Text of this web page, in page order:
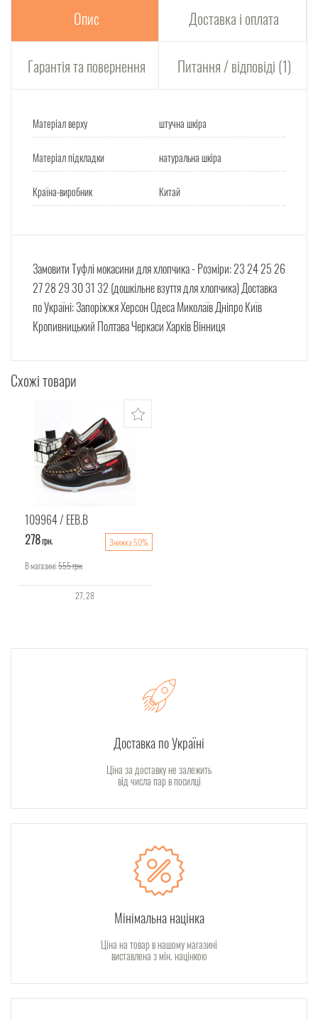
Опис Доставка і оплата
Гарантія та повернення Питання / відповіді (1)
Матеріал верху штучна шкіра
Матеріал підкладки натуральна шкіра
Країна-виробник Китай
Замовити Туфлі мокасини для хлопчика - Розміри: 23 24 25 26
27 28 29 30 31 32 (дошкільне взуття для хлопчика) Доставка
по Україні: Запоріжжя Херсон Одеса Миколаїв Дніпро Київ
Кропивницький Полтава Черкаси Харків Вінниця
Схожі товари
109964 EEB.B
278грн.
Знижка 50%
В магазині:555грн.
27 28
Доставка по Україні
Ціна за доставку не залежить
від числа пар в посилці
Мінімальна націнка
Ціна на товар в нашому магазині
виставлена з мін. націнкою